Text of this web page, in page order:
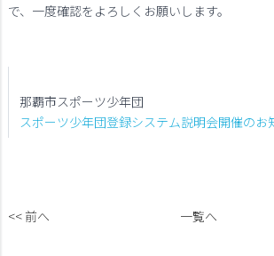
で、一度確認をよろしくお願いします。
那覇市スポーツ少年団
スポーツ少年団登録システム説明会開催のお
<< 前へ 一覧へ